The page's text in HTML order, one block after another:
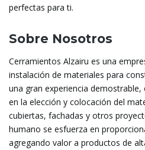
perfectas para ti.
Sobre Nosotros
Cerramientos Alzairu es una
instalación de materiales para
una gran experiencia
en la elección y colocación del
cubiertas, fachadas y otros
humano se esfuerza en
agregando valor a productos de